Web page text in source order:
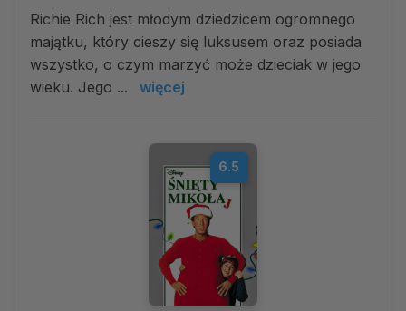
Richie Rich jest młodym dziedzicem ogromnego
majątku, który cieszy się luksusem oraz posiada
wszystko, o czym marzyć może dzieciak w jego
wieku. Jego ...
więcej
6.5